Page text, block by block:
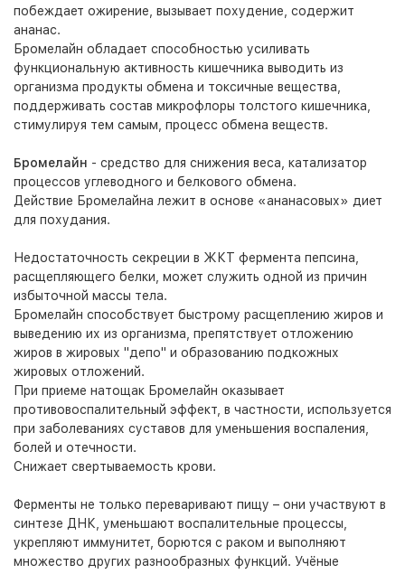
побеждает ожирение, вызывает похудение, содержит
ананас.
Бромелайн обладает способностью усиливать
функциональную активность кишечника выводить из
организма продукты обмена и токсичные вещества,
поддерживать состав микрофлоры толстого кишечника,
стимулируя тем самым, процесс обмена веществ.
Бромелайн - средство для снижения веса, катализатор
процессов углеводного и белкового обмена.
Действие Бромелайна лежит в основе «ананасовых» диет
для похудания.
Недостаточность секреции в ЖКТ фермента пепсина,
расщепляющего белки, может служить одной из причин
избыточной массы тела.
Бромелайн способствует быстрому расщеплению жиров и
выведению их из организма, препятствует отложению
жиров в жировых "депо" и образованию подкожных
жировых отложений.
При приеме натощак Бромелайн оказывает
противовоспалительный эффект, в частности, используется
при заболеваниях суставов для уменьшения воспаления,
болей и отечности.
Снижает свертываемость крови.
Ферменты не только переваривают пищу – они участвуют в
синтезе ДНК, уменьшают воспалительные процессы,
укрепляют иммунитет, борются с раком и выполняют
множество других разнообразных функций. Учёные